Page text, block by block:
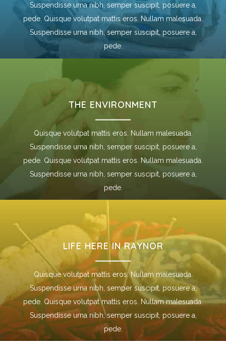
Suspendisse urna nibh, semper suscipit, posuere a,
pede. Quisque volutpat mattis eros. Nullam malesuada.
Suspendisse urna nibh, semper suscipit, posuere a,
pede.
THE ENVIRONMENT
Quisque volutpat mattis eros. Nullam malesuada.
Suspendisse urna nibh, semper suscipit, posuere a,
pede. Quisque volutpat mattis eros. Nullam malesuada.
Suspendisse urna nibh, semper suscipit, posuere a,
pede.
LIFE HERE IN RAYNOR
Quisque volutpat mattis eros. Nullam malesuada.
Suspendisse urna nibh, semper suscipit, posuere a,
pede. Quisque volutpat mattis eros. Nullam malesuada.
Suspendisse urna nibh, semper suscipit, posuere a,
pede.